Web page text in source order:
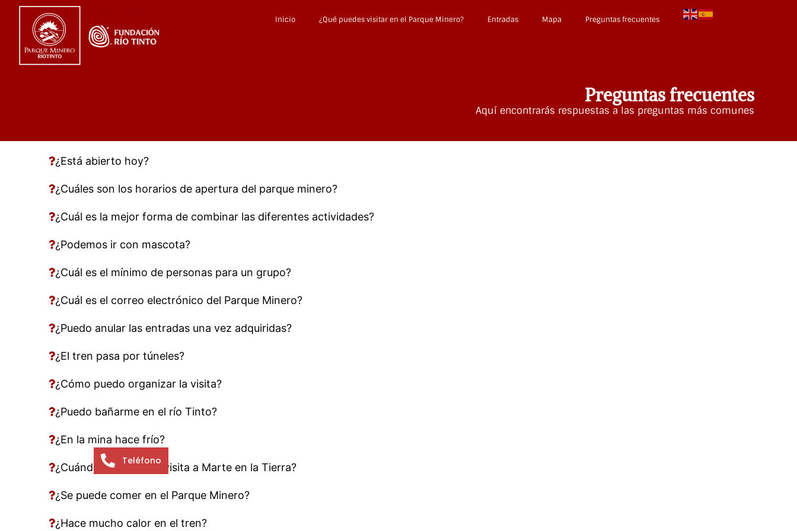
Inicio ¿Qué puedes visitar en el Parque Minero? Entradas Mapa Preguntas frecuentes
Preguntas frecuentes
Aquí encontrarás respuestas a las preguntas más comunes
¿Está abierto hoy?
¿Cuáles son los horarios de apertura del parque minero?
¿Cuál es la mejor forma de combinar las diferentes actividades?
¿Podemos ir con mascota?
¿Cuál es el mínimo de personas para un grupo?
¿Cuál es el correo electrónico del Parque Minero?
¿Puedo anular las entradas una vez adquiridas?
¿El tren pasa por túneles?
¿Cómo puedo organizar la visita?
¿Puedo bañarme en el río Tinto?
¿En la mina hace frío?
¿Cuándo se realiza la visita a Marte en la Tierra?
¿Se puede comer en el Parque Minero?
¿Hace mucho calor en el tren?
Teléfono